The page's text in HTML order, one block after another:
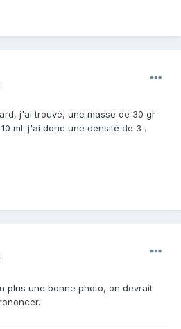
j'ai trouvé, une masse de 30 gr
ml: j'ai donc une densité de 3 .
plus une bonne photo, on devrait